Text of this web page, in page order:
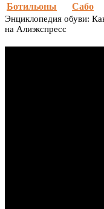
Ботильоны Сабо
Энциклопедия обуви:
на Алиэкспресс